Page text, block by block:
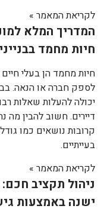
לקריאת המאמר »
המדריך המלא
חיות מחמד
חיות מחמד הן בעלי
לספק חברה או הנאה.
יכולה להעלות שאלות
דיירים. חשוב להבין מה
קרובות נושאים כמו
בעייתיים.
לקריאת המאמר »
ניהול תקציב
ישנה באמצעות